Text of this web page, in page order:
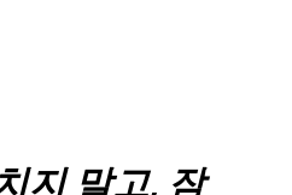
지 말고, 잠